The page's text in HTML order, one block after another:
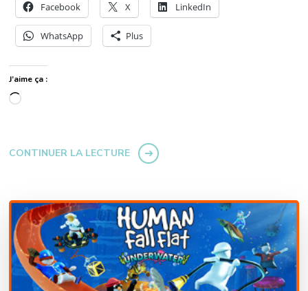
Facebook X LinkedIn
WhatsApp Plus
J’aime ça :
Chargement…
CONTINUER LA LECTURE